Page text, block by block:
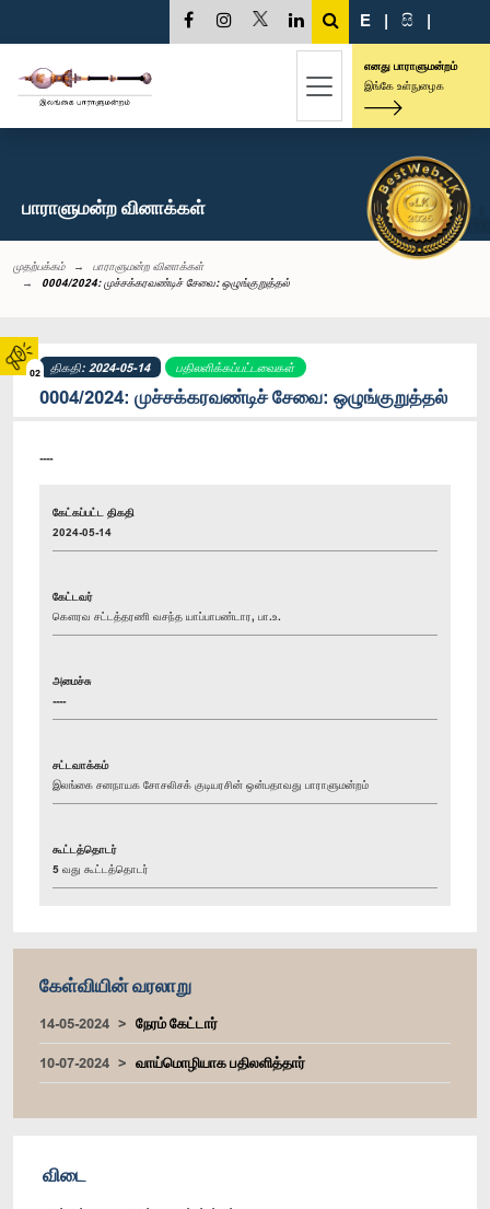
02
E | සි |
எனது பாராளுமன்றம்
இங்கே உள்நுழைக
பாராளுமன்ற வினாக்கள்
முதற்பக்கம்
பாராளுமன்ற வினாக்கள்
0004/2024: முச்சக்கரவண்டிச் சேவை: ஒழுங்குறுத்தல்
திகதி: 2024-05-14 பதிலளிக்கப்பட்டவைகள்
0004/2024: முச்சக்கரவண்டிச் சேவை: ஒழுங்குறுத்தல்
----
கேட்கப்பட்ட திகதி
2024-05-14
கேட்டவர்
கௌரவ சட்டத்தரணி வசந்த யாப்பாபண்டார, பா.உ.
அமைச்சு
----
சட்டவாக்கம்
இலங்கை சனநாயக சோசலிசக் குடியரசின் ஒன்பதாவது பாராளுமன்றம்
கூட்டத்தொடர்
5 வது கூட்டத்தொடர்
கேள்வியின் வரலாறு
14-05-2024
நேரம் கேட்டார்
10-07-2024
வாய்மொழியாக பதிலளித்தார்
விடை